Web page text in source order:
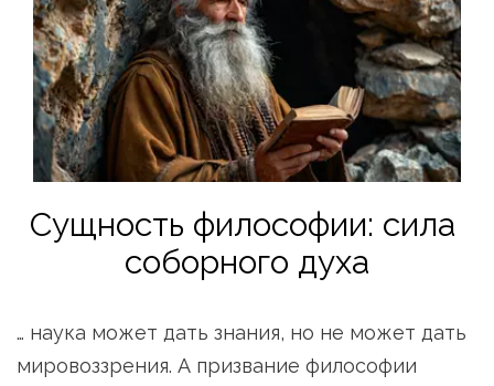
Сущность философии: сила
соборного духа
… наука может дать знания, но не может дать
мировоззрения. А призвание философии